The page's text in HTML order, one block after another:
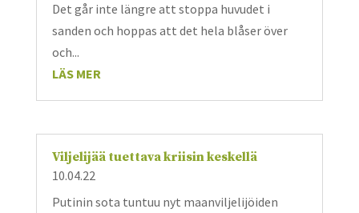
Det går inte längre att stoppa huvudet i
sanden och hoppas att det hela blåser över
och...
LÄS MER
Viljelijää tuettava kriisin keskellä
10.04.22
Putinin sota tuntuu nyt maanviljelijöiden